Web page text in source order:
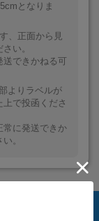
となりま
、正面から見
い。
できかねる可
よりラベルが
で投函くださ
に発送できか
。